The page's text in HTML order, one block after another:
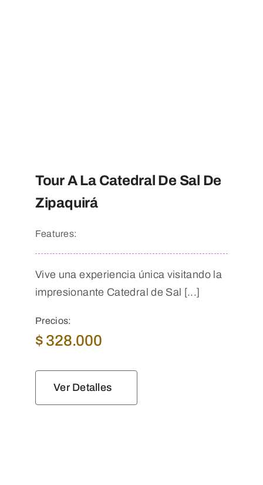
Tour A La Catedral De Sal De
Zipaquirá
Features:
Vive una experiencia única visitando la
impresionante Catedral de Sal [...]
Precios:
$ 328.000
Ver Detalles